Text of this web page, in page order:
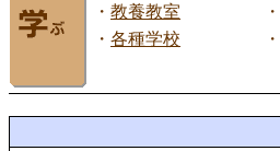
・ 教養教室 ・
・ 各種学校 ・